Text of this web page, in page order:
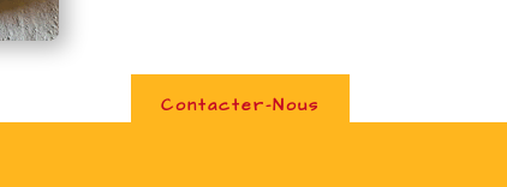
Contacter-Nous